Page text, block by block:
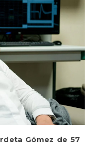
Gómez de 57